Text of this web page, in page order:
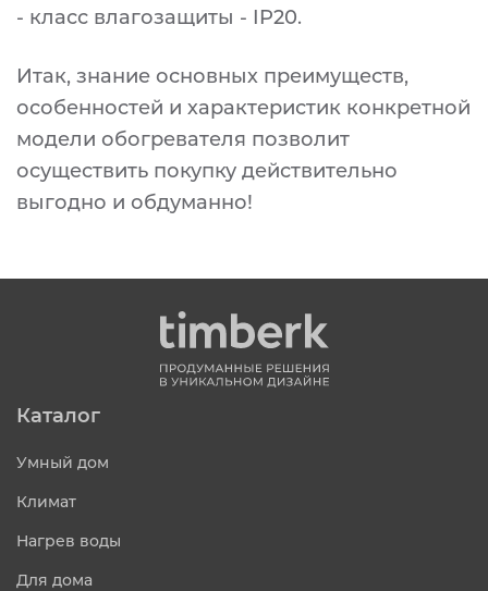
- класс влагозащиты - IP20.
Итак, знание основных преимуществ,
особенностей и характеристик конкретной
модели обогревателя позволит
осуществить покупку действительно
выгодно и обдуманно!
Каталог
Умный дом
Климат
Нагрев воды
Для дома